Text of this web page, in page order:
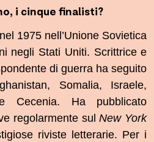
i cinque finalisti?
1975 nell’Unione Sovietica
negli Stati Uniti. Scrittrice e
di guerra ha seguito
Somalia, Israele,
Cecenia. Ha pubblicato
regolarmente sulNew York
riviste letterarie. Per i